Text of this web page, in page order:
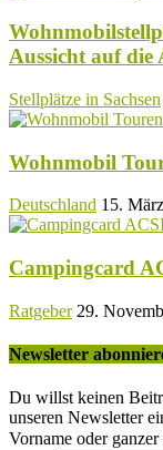
Aussicht auf die
Stellplätze in Sachsen
Wohnmobil
Deutschland 15.
Campingcard
Ratgeber 29.
Newsletter
Du willst keinen
unseren Newsletter
Vorname oder